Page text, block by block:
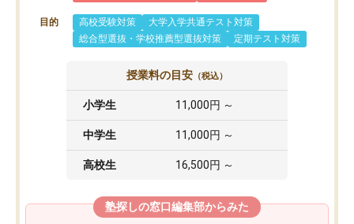
目的 高校受験対策
大学入学共通テスト対策
総合型選抜・学校推薦型選抜対策
定期テスト対策
授業料の目安 （税込）
小学生 11,000円 ～
中学生 11,000円 ～
高校生 16,500円 ～
塾探しの窓口編集部からみた